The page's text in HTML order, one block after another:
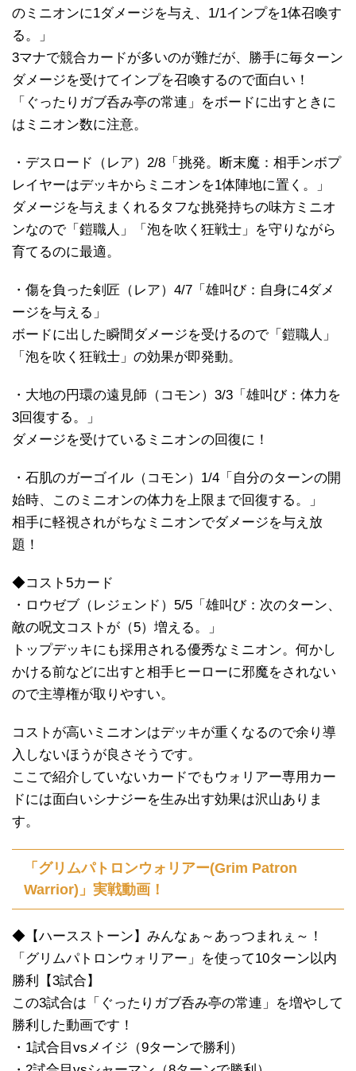
のミニオンに1ダメージを与え、1/1インプを1体召喚す
る。」
3マナで競合カードが多いのが難だが、勝手に毎ターン
ダメージを受けてインプを召喚するので面白い！
「ぐったりガブ呑み亭の常連」をボードに出すときに
はミニオン数に注意。
・デスロード（レア）2/8「挑発。断末魔：相手ンボプ
レイヤーはデッキからミニオンを1体陣地に置く。」
ダメージを与えまくれるタフな挑発持ちの味方ミニオ
ンなので「鎧職人」「泡を吹く狂戦士」を守りながら
育てるのに最適。
・傷を負った剣匠（レア）4/7「雄叫び：自身に4ダメ
ージを与える」
ボードに出した瞬間ダメージを受けるので「鎧職人」
「泡を吹く狂戦士」の効果が即発動。
・大地の円環の遠見師（コモン）3/3「雄叫び：体力を
3回復する。」
ダメージを受けているミニオンの回復に！
・石肌のガーゴイル（コモン）1/4「自分のターンの開
始時、このミニオンの体力を上限まで回復する。」
相手に軽視されがちなミニオンでダメージを与え放
題！
◆コスト5カード
・ロウゼブ（レジェンド）5/5「雄叫び：次のターン、
敵の呪文コストが（5）増える。」
トップデッキにも採用される優秀なミニオン。何かし
かける前などに出すと相手ヒーローに邪魔をされない
ので主導権が取りやすい。
コストが高いミニオンはデッキが重くなるので余り導
入しないほうが良さそうです。
ここで紹介していないカードでもウォリアー専用カー
ドには面白いシナジーを生み出す効果は沢山ありま
す。
「グリムパトロンウォリアー(Grim Patron
Warrior)」実戦動画！
◆【ハースストーン】みんなぁ～あっつまれぇ～！
「グリムパトロンウォリアー」を使って10ターン以内
勝利【3試合】
この3試合は「ぐったりガブ呑み亭の常連」を増やして
勝利した動画です！
・1試合目vsメイジ（9ターンで勝利）